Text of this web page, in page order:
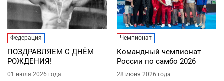
Федерация
ПОЗДРАВЛЯЕМ С ДНЁМ
РОЖДЕНИЯ!
01 июля 2026 года
Чемпионат
Командный чемпионат
России по самбо 2026
28 июня 2026 года